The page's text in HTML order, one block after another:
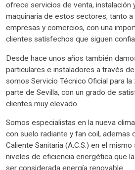
ofrece servicios de venta, instalación
maquinaria de estos sectores, tanto
empresas y comercios, con una
clientes satisfechos que siguen
Desde hace unos años también
particulares e instaladores a través
somos Servicio Técnico Oficial para
parte de Sevilla, con un grado de
clientes muy elevado.
Somos especialistas en la nueva
con suelo radiante y fan coil, ademas
Caliente Sanitaria (A.C.S.) en el
niveles de eficiencia energética que
ser considerada energía renovable.